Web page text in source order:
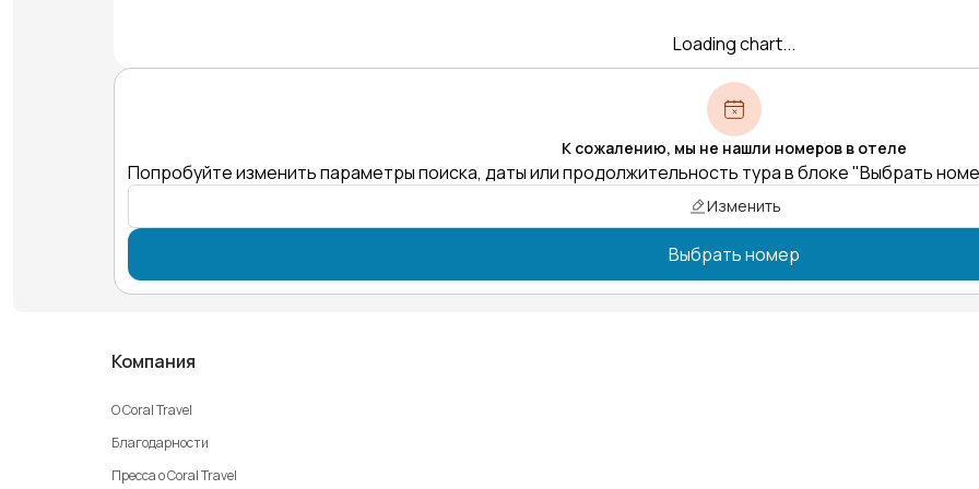
Loading chart...
К сожалению, мы не нашли номеров в отеле
Попробуйте изменить параметры поиска, даты или продолжительность тура в блоке "Выбрать
Изменить
Выбрать номер
Компания
О Coral Travel
Благодарности
Пресса о Coral Travel